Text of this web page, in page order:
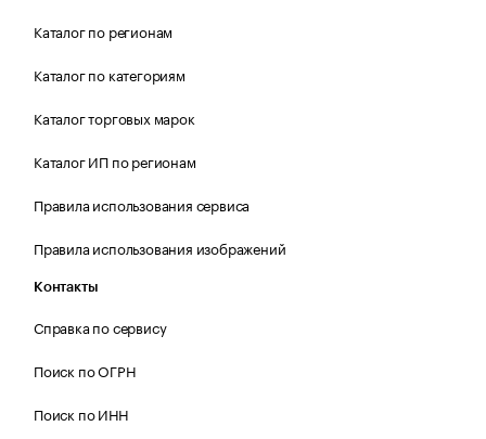
Каталог по регионам
Каталог по категориям
Каталог торговых марок
Каталог ИП по регионам
Правила использования сервиса
Правила использования изображений
Контакты
Справка по сервису
Поиск по ОГРН
Поиск по ИНН